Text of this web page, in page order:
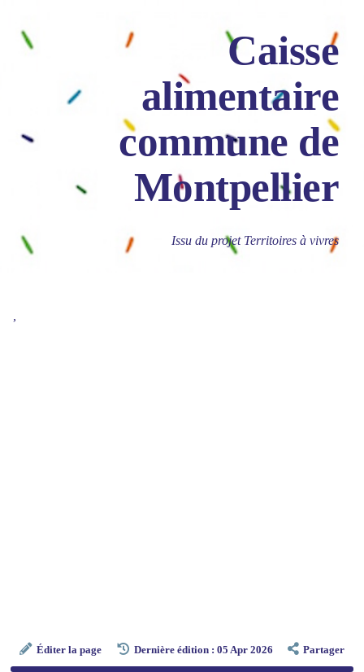
Caisse
alimentaire
commune de
Montpellier
Issu du projet Territoires à vivres
,
Éditer la page Dernière édition : 05 Apr 2026 Partager